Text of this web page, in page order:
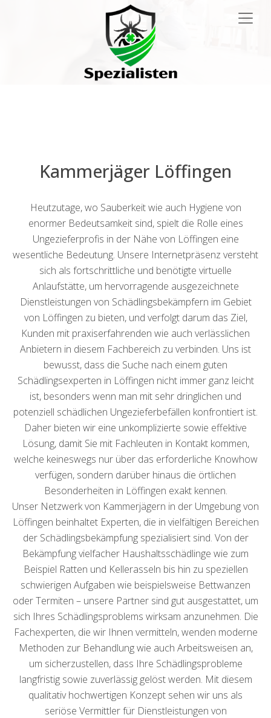
Kammerjäger Löffingen
Heutzutage, wo Sauberkeit wie auch Hygiene von
enormer Bedeutsamkeit sind, spielt die Rolle eines
Ungezieferprofis in der Nähe von Löffingen eine
wesentliche Bedeutung. Unsere Internetpräsenz versteht
sich als fortschrittliche und benötigte virtuelle
Anlaufstätte, um hervorragende ausgezeichnete
Dienstleistungen von Schädlingsbekämpfern im Gebiet
von Löffingen zu bieten, und verfolgt darum das Ziel,
Kunden mit praxiserfahrenden wie auch verlässlichen
Anbietern in diesem Fachbereich zu verbinden. Uns ist
bewusst, dass die Suche nach einem guten
Schädlingsexperten in Löffingen nicht immer ganz leicht
ist, besonders wenn man mit sehr dringlichen und
potenziell schädlichen Ungezieferbefällen konfrontiert ist.
Daher bieten wir eine unkomplizierte sowie effektive
Lösung, damit Sie mit Fachleuten in Kontakt kommen,
welche keineswegs nur über das erforderliche Knowhow
verfügen, sondern darüber hinaus die örtlichen
Besonderheiten in Löffingen exakt kennen.
Unser Netzwerk von Kammerjägern in der Umgebung von
Löffingen beinhaltet Experten, die in vielfältigen Bereichen
der Schädlingsbekämpfung spezialisiert sind. Von der
Bekämpfung vielfacher Haushaltsschädlinge wie zum
Beispiel Ratten und Kellerasseln bis hin zu speziellen
schwierigen Aufgaben wie beispielsweise Bettwanzen
oder Termiten – unsere Partner sind gut ausgestattet, um
sich Ihres Schädlingsproblems wirksam anzunehmen. Die
Fachexperten, die wir Ihnen vermitteln, wenden moderne
Methoden zur Behandlung wie auch Arbeitsweisen an,
um sicherzustellen, dass Ihre Schädlingsprobleme
langfristig sowie zuverlässig gelöst werden. Mit diesem
qualitativ hochwertigen Konzept sehen wir uns als
seriöse Vermittler für Dienstleistungen von